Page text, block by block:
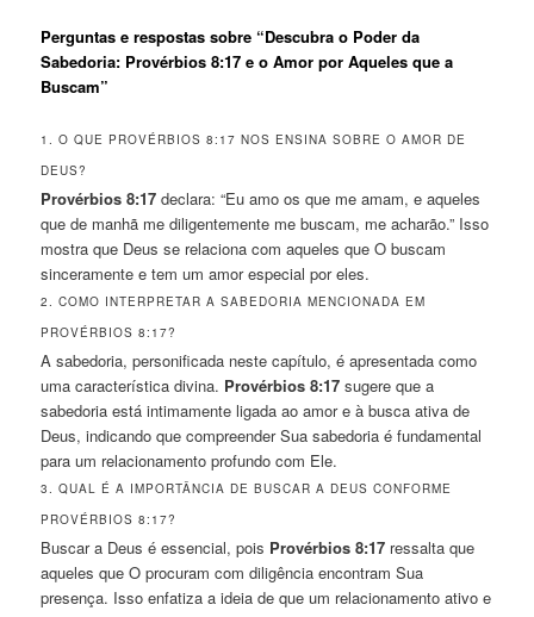
Perguntas e respostas sobre “Descubra o Poder da
Sabedoria: Provérbios 8:17 e o Amor por Aqueles que a
Buscam”
1. O QUE PROVÉRBIOS 8:17 NOS ENSINA SOBRE O AMOR DE
DEUS?
Provérbios 8:17 declara: “Eu amo os que me amam, e aqueles
que de manhã me diligentemente me buscam, me acharão.” Isso
mostra que Deus se relaciona com aqueles que O buscam
sinceramente e tem um amor especial por eles.
2. COMO INTERPRETAR A SABEDORIA MENCIONADA EM
PROVÉRBIOS 8:17?
A sabedoria, personificada neste capítulo, é apresentada como
uma característica divina. Provérbios 8:17 sugere que a
sabedoria está intimamente ligada ao amor e à busca ativa de
Deus, indicando que compreender Sua sabedoria é fundamental
para um relacionamento profundo com Ele.
3. QUAL É A IMPORTÂNCIA DE BUSCAR A DEUS CONFORME
PROVÉRBIOS 8:17?
Buscar a Deus é essencial, pois Provérbios 8:17 ressalta que
aqueles que O procuram com diligência encontram Sua
presença. Isso enfatiza a ideia de que um relacionamento ativo e